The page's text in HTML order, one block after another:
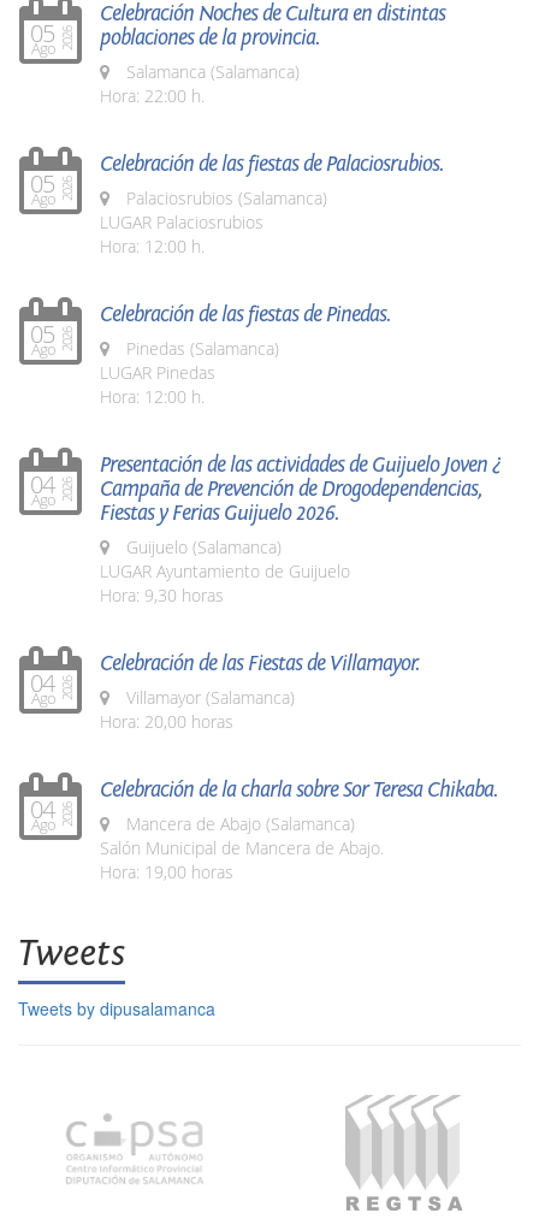
05
Ago 2026
Celebración Noches de Cultura en distintas
poblaciones de la provincia.
Salamanca (Salamanca)
Hora: 22:00 h.
05
Ago 2026
Celebración de las fiestas de Palaciosrubios.
Palaciosrubios (Salamanca)
LUGAR Palaciosrubios
Hora: 12:00 h.
05
Ago 2026
Celebración de las fiestas de Pinedas.
Pinedas (Salamanca)
LUGAR Pinedas
Hora: 12:00 h.
04
Ago 2026
Presentación de las actividades de Guijuelo Joven ¿
Campaña de Prevención de Drogodependencias,
Fiestas y Ferias Guijuelo 2026.
Guijuelo (Salamanca)
LUGAR Ayuntamiento de Guijuelo
Hora: 9,30 horas
04
Ago 2026
Celebración de las Fiestas de Villamayor.
Villamayor (Salamanca)
Hora: 20,00 horas
04
Ago 2026
Celebración de la charla sobre Sor Teresa Chikaba.
Mancera de Abajo (Salamanca)
Salón Municipal de Mancera de Abajo.
Hora: 19,00 horas
Tweets
Tweets by dipusalamanca